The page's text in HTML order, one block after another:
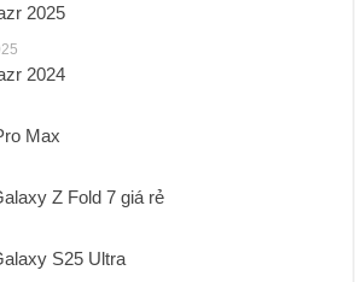
2025
2024
Max
Z Fold 7 giá rẻ
S25 Ultra